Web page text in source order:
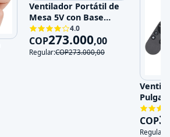
Ventilador Portátil de
Mesa 5V con Base
Magnética y 100
Velocidades
4.0
COP273.000,00
Regular:COP273.000,00
120V
COP
Regular: